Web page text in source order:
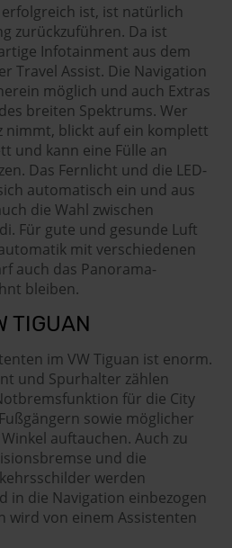
erfolgreich ist, ist natürlich
zurückzuführen. Da ist
Infotainment aus dem
Travel Assist. Die Navigation
möglich und auch Extras
breiten Spektrums. Wer
nimmt, blickt auf ein komplett
und kann eine Fülle an
Das Fernlicht und die LED-
automatisch ein und aus
die Wahl zwischen
Für gute und gesunde Luft
mit verschiedenen
auch das Panorama-
bleiben.
TIGUAN
im VW Tiguan ist enorm.
und Spurhalter zählen
für die City
sowie möglicher
auftauchen. Auch zu
und die
werden
in die Navigation einbezogen
wird von einem Assistenten